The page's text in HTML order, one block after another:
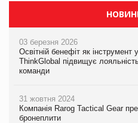
03 березня 2026
Освітній бенефіт як інструмент
ThinkGlobal підвищує
команди
31 жовтня 2024
Компанія Rarog Tactical Gear
бронеплити